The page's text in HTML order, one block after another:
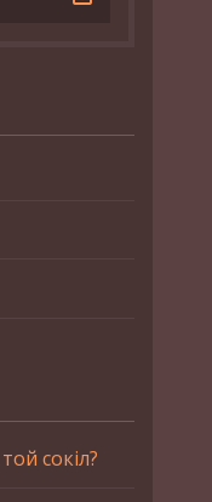
сокіл?